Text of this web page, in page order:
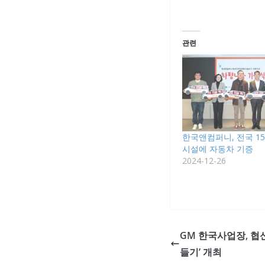
관련
한국앤컴퍼니, 전국
시설에 자동차 기증
2024-12-26
GM 한국사업장, 협
들기’ 개최